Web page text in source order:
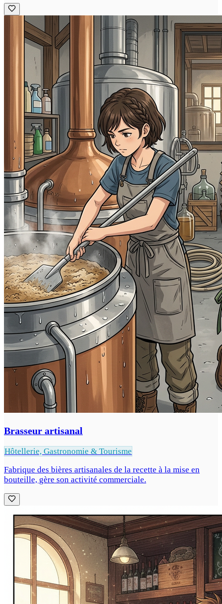
Brasseur artisanal
Hôtellerie, Gastronomie & Tourisme
Fabrique des bières artisanales de la recette à la mise en
bouteille, gère son activité commerciale.